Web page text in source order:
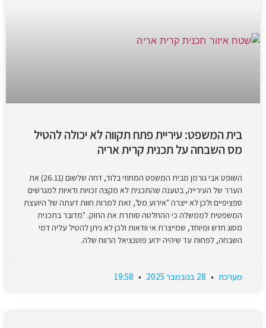
בית המשפט: עיריית פתח תקווה לא יכולה להטיל
מס השבחה על תכנית קרית אריה
השופט אבי גורמן מבית המשפט המחוזי בלוד, דחה שלשום (26.11) את
הערר של העירייה, בטענה שהתכנית לא מקצה זכויות ודאיות למגרשים
ספציפיים ולכן לא ייצרה "אירוע מס", זאת למרות חוות דעתה של היועצת
המשפטית לממשלה כי ההחלטה סותרת את החוק. "מדובר בתכנית
מסוג חדש ומיוחד, שמייצרת אי וודאות ולכן לא ניתן להטיל עליה דמי
השבחה, לפחות עד שיהיה ידוע פוטנציאל הרווח שלה.
מערכת